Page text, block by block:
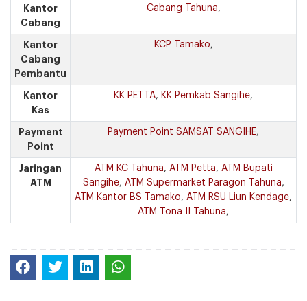
Kantor
Cabang
Cabang Tahuna,
Kantor
Cabang
Pembantu
KCP Tamako,
Kantor
Kas
KK PETTA, KK Pemkab Sangihe,
Payment
Point
Payment Point SAMSAT SANGIHE,
Jaringan
ATM
ATM KC Tahuna, ATM Petta, ATM Bupati
Sangihe, ATM Supermarket Paragon Tahuna,
ATM Kantor BS Tamako, ATM RSU Liun Kendage,
ATM Tona II Tahuna,